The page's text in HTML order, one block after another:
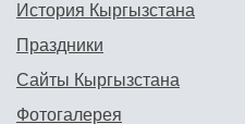
История Кыргызстана
Праздники
Сайты Кыргызстана
Фотогалерея